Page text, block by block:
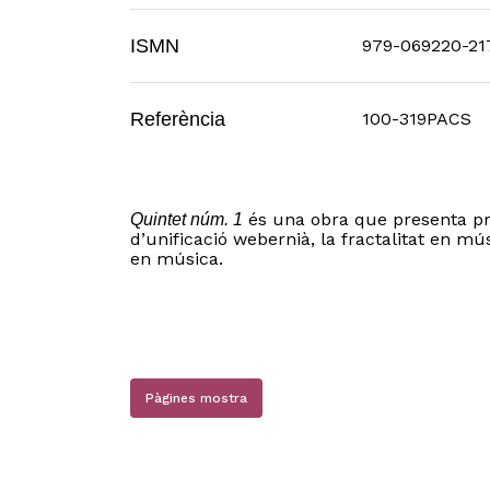
ISMN 979-069220-
Referència 100-319PACS
Quintet núm. 1 és una obra que presenta
d’unificació webernià, la fractalitat en
en música.
Pàgines mostra